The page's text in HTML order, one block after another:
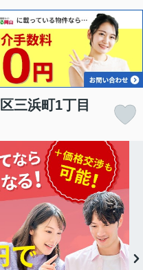
三浜町1丁目